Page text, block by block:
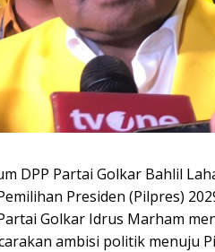
DPP Partai Golkar Bahlil
Presiden (Pilpres)
Golkar Idrus Marham
ambisi politik menuju